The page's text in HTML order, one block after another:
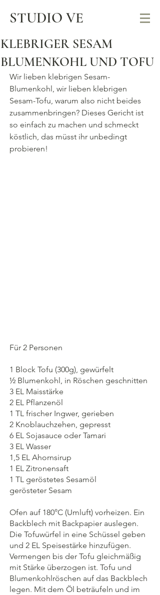
STUDIO VE
KLEBRIGER SESAM
BLUMENKOHL UND TOFU
Wir lieben klebrigen Sesam-
Blumenkohl, wir lieben klebrigen
Sesam-Tofu, warum also nicht beides
zusammenbringen? Dieses Gericht ist
so einfach zu machen und schmeckt
köstlich, das müsst ihr unbedingt
probieren!
Für 2 Personen
1 Block Tofu (300g), gewürfelt
½ Blumenkohl, in Röschen geschnitten
3 EL Maisstärke
2 EL Pflanzenöl
1 TL frischer Ingwer, gerieben
2 Knoblauchzehen, gepresst
6 EL Sojasauce oder Tamari
3 EL Wasser
1,5 EL Ahornsirup
1 EL Zitronensaft
1 TL geröstetes Sesamöl
gerösteter Sesam
Ofen auf 180°C (Umluft) vorheizen. Ein
Backblech mit Backpapier auslegen.
Die Tofuwürfel in eine Schüssel geben
und 2 EL Speisestärke hinzufügen.
Vermengen bis der Tofu gleichmäßig
mit Stärke überzogen ist. Tofu und
Blumenkohlröschen auf das Backblech
legen. Mit dem Öl beträufeln und im